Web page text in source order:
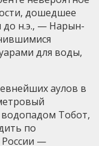
дошедшее
до н.э., — Нарын-
для воды,
аулов в
Тобот,
по
России —